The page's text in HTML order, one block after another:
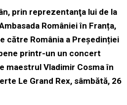
prin reprezentanţa lui de la
României în Franța,
către România a Președinției
printr-un un concert
maestrul Vladimir Cosma în
Le Grand Rex, sâmbătă, 26